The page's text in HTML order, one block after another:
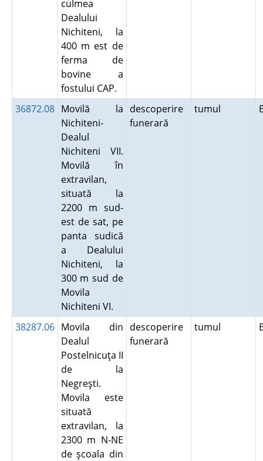
culmea
Dealului
Nichiteni, la
400 m est de
ferma de
bovine a
fostului CAP.
36872.08 Movilă la
Nichiteni-
Dealul
Nichiteni VII.
Movilă în
extravilan,
situată la
2200 m sud-
est de sat, pe
panta sudică
a Dealului
Nichiteni, la
300 m sud de
Movila
Nichiteni VI.
descoperire
funerară
tumul
38287.06 Movila din
Dealul
Postelnicuţa II
de la
Negreşti.
Movila este
situată
extravilan, la
2300 m N-NE
de şcoala din
descoperire
funerară
tumul